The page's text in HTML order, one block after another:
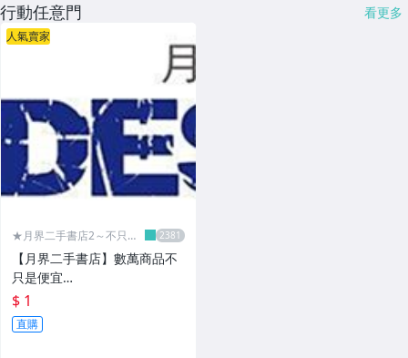
行動任意門 看更多
人氣賣家
★月界二手書店2～不只是
【月界二手書店】數萬商品不
只是便宜…
$ 1
直購